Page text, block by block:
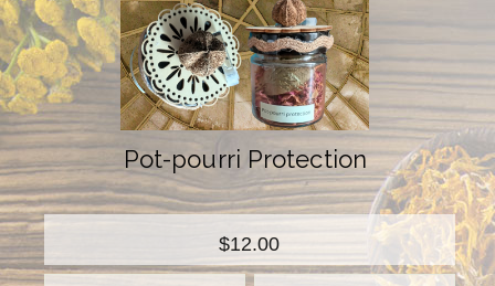
Pot-pourri Protection
$12.00